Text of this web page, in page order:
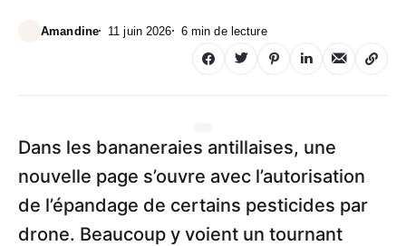
Amandine 11 juin 2026 6 min de lecture
Dans les bananeraies antillaises, une
nouvelle page s’ouvre avec l’autorisation
de l’épandage de certains pesticides par
drone. Beaucoup y voient un tournant